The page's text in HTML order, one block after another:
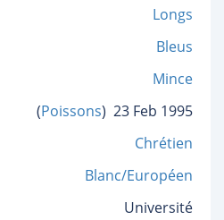
Longs
Bleus
Mince
(Poissons) 23 Feb 1995
Chrétien
Blanc/Européen
Université